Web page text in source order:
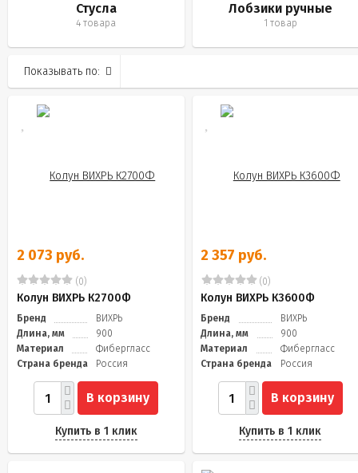
Стусла
4 товара
Лобзики ручные
1 товар
Показывать по:
2 073 руб.
(0)
Колун ВИХРЬ К2700Ф
Бренд
ВИХРЬ
Длина, мм
900
Материал
Фибергласс
Страна бренда
Россия
В корзину
Купить в 1 клик
2 357 руб.
(0)
Колун ВИХРЬ К3600Ф
Бренд
ВИХРЬ
Длина, мм
900
Материал
Фибергласс
Страна бренда
Россия
В корзину
Купить в 1 клик